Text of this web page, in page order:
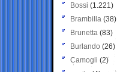
Bossi (1.221)
Brambilla (38)
Brunetta (83)
Burlando (26)
Camogli (2)